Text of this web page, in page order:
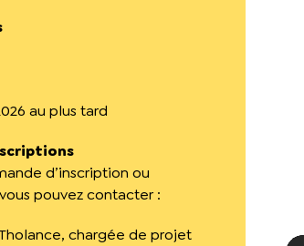
au plus tard
d’inscription ou
pouvez contacter :
chargée de projet